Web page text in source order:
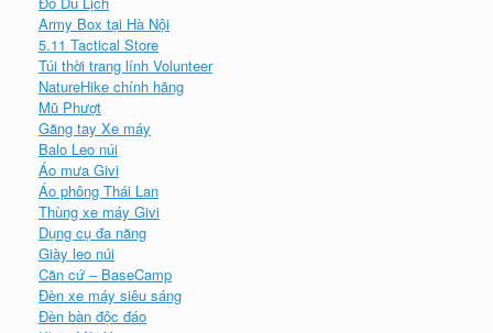
Army Box tại Hà Nội
5.11 Tactical Store
Túi thời trang lính Volunteer
NatureHike chính hãng
Mũ Phượt
Găng tay Xe máy
Balo Leo núi
Áo mưa Givi
Áo phông Thái Lan
Thùng xe máy Givi
Dụng cụ đa năng
Giày leo núi
Căn cứ – BaseCamp
Đèn xe máy siêu sáng
Đèn bàn độc đáo